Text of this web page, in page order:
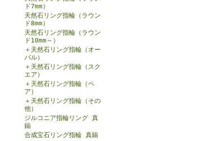
ド7mm）
天然石リング指輪（ラウン
ド8mm）
天然石リング指輪（ラウン
ド10mm～）
＋天然石リング指輪（オー
バル）
＋天然石リング指輪（スク
エア）
＋天然石リング指輪（ペ
ア）
＋天然石リング指輪（その
他）
ジルコニア指輪リング 真
鍮
合成宝石リング指輪 真鍮